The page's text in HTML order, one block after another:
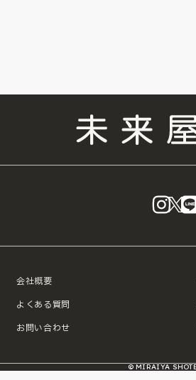
X
会社概要
よくある質問
お問い合わせ
© MIRAIYA